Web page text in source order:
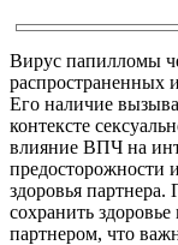
Вирус папилломы
распространенных
Его наличие
контексте
влияние ВПЧ на
предосторожности
здоровья
сохранить
партнером, что